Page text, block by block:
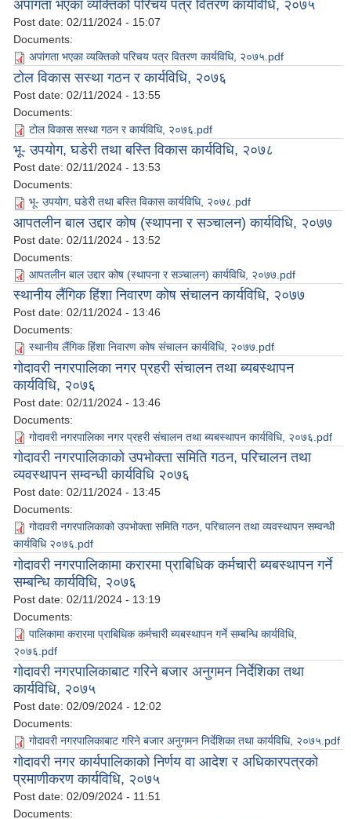
अपांगता भएका व्यक्तिको परिचय पत्र वितरण कार्यविधि, २०७५
Post date: 02/11/2024 - 15:07
Documents:
अपांगता भएका व्यक्तिको परिचय पत्र वितरण कार्यविधि, २०७५.pdf
टोल विकास सस्था गठन र कार्यविधि, २०७६
Post date: 02/11/2024 - 13:55
Documents:
टोल विकास सस्था गठन र कार्यविधि, २०७६.pdf
भू- उपयोग, घडेरी तथा बस्ति विकास कार्यविधि, २०७८
Post date: 02/11/2024 - 13:53
Documents:
भू- उपयोग, घडेरी तथा बस्ति विकास कार्यविधि, २०७८.pdf
आपतलीन बाल उद्दार कोष (स्थापना र सञ्चालन) कार्यविधि, २०७७
Post date: 02/11/2024 - 13:52
Documents:
आपतलीन बाल उद्दार कोष (स्थापना र सञ्चालन) कार्यविधि, २०७७.pdf
स्थानीय लैंगिक हिंशा निवारण कोष संचालन कार्यविधि, २०७७
Post date: 02/11/2024 - 13:46
Documents:
स्थानीय लैंगिक हिंशा निवारण कोष संचालन कार्यविधि, २०७७.pdf
गोदावरी नगरपालिका नगर प्रहरी संचालन तथा ब्यबस्थापन
कार्यविधि, २०७६
Post date: 02/11/2024 - 13:46
Documents:
गोदावरी नगरपालिका नगर प्रहरी संचालन तथा ब्यबस्थापन कार्यविधि, २०७६.pdf
गोदावरी नगरपालिकाको उपभोक्ता समिति गठन, परिचालन तथा
व्यवस्थापन सम्वन्धी कार्यविधि २०७६
Post date: 02/11/2024 - 13:45
Documents:
गोदावरी नगरपालिकाको उपभोक्ता समिति गठन, परिचालन तथा व्यवस्थापन सम्वन्धी
कार्यविधि २०७६.pdf
गोदावरी नगरपालिकामा करारमा प्राबिधिक कर्मचारी ब्यबस्थापन गर्ने
सम्बन्धि कार्यविधि, २०७६
Post date: 02/11/2024 - 13:19
Documents:
पालिकामा करारमा प्राबिधिक कर्मचारी ब्यबस्थापन गर्ने सम्बन्धि कार्यविधि,
२०७६.pdf
गोदावरी नगरपालिकाबाट गरिने बजार अनुगमन निर्देशिका तथा
कार्यविधि, २०७५
Post date: 02/09/2024 - 12:02
Documents:
गोदावरी नगरपालिकाबाट गरिने बजार अनुगमन निर्देशिका तथा कार्यविधि, २०७५.pdf
गोदावरी नगर कार्यपालिकाको निर्णय वा आदेश र अधिकारपत्रको
प्रमाणीकरण कार्यविधि, २०७५
Post date: 02/09/2024 - 11:51
Documents: